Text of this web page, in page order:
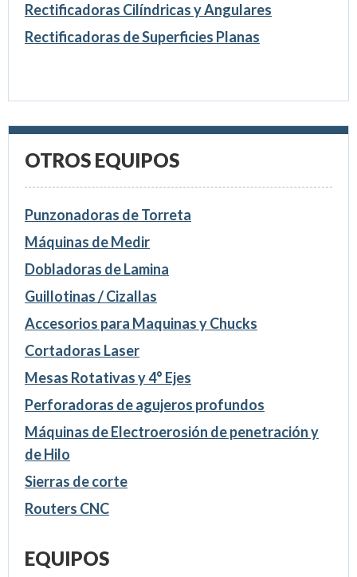
Rectificadoras Cilíndricas y Angulares
Rectificadoras de Superficies Planas
OTROS EQUIPOS
Punzonadoras de Torreta
Máquinas de Medir
Dobladoras de Lamina
Guillotinas / Cizallas
Accesorios para Maquinas y Chucks
Cortadoras Laser
Mesas Rotativas y 4° Ejes
Perforadoras de agujeros profundos
Máquinas de Electroerosión de penetración y
de Hilo
Sierras de corte
Routers CNC
EQUIPOS